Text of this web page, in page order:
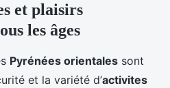
et plaisirs
les âges
Pyrénées orientales sont
et la variété d’activites